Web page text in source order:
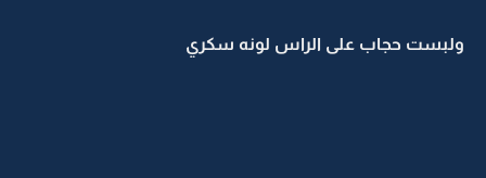
ولبست حجاب على الراس لونه سكري